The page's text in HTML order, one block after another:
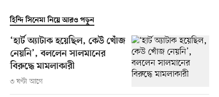
হিন্দি সিনেমা নিয়ে আরও পড়ুন
‘হার্ট অ্যাটাক হয়েছিল, কেউ খোঁজ
নেয়নি’, বললেন সালমানের
বিরুদ্ধে মামলাকারী
৩ ঘণ্টা আগে